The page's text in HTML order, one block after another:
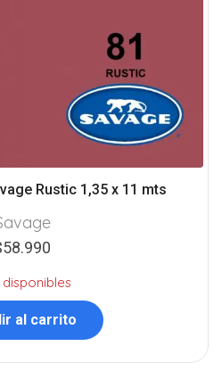
Rustic 1,35 x 11 mts
58.990
disponibles
al carrito